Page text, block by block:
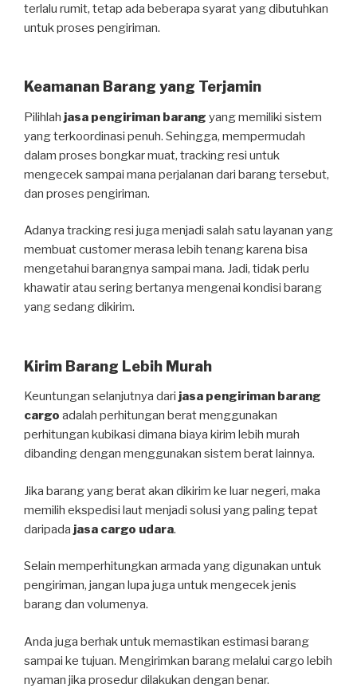
terlalu rumit, tetap ada beberapa syarat yang dibutuhkan
untuk proses pengiriman.
Keamanan Barang yang Terjamin
Pilihlah jasa pengiriman barang yang memiliki sistem
yang terkoordinasi penuh. Sehingga, mempermudah
dalam proses bongkar muat, tracking resi untuk
mengecek sampai mana perjalanan dari barang tersebut,
dan proses pengiriman.
Adanya tracking resi juga menjadi salah satu layanan yang
membuat customer merasa lebih tenang karena bisa
mengetahui barangnya sampai mana. Jadi, tidak perlu
khawatir atau sering bertanya mengenai kondisi barang
yang sedang dikirim.
Kirim Barang Lebih Murah
Keuntungan selanjutnya dari jasa pengiriman barang
cargo adalah perhitungan berat menggunakan
perhitungan kubikasi dimana biaya kirim lebih murah
dibanding dengan menggunakan sistem berat lainnya.
Jika barang yang berat akan dikirim ke luar negeri, maka
memilih ekspedisi laut menjadi solusi yang paling tepat
daripada jasa cargo udara.
Selain memperhitungkan armada yang digunakan untuk
pengiriman, jangan lupa juga untuk mengecek jenis
barang dan volumenya.
Anda juga berhak untuk memastikan estimasi barang
sampai ke tujuan. Mengirimkan barang melalui cargo lebih
nyaman jika prosedur dilakukan dengan benar.